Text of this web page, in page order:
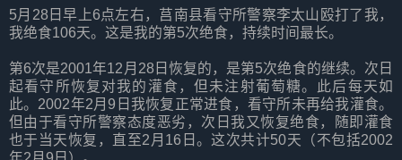
5月28日早上6点左右，莒南县看守所警察李太山殴打了我，
我绝食106天。这是我的第5次绝食，持续时间最长。
第6次是2001年12月28日恢复的，是第5次绝食的继续。次日
起看守所恢复对我的灌食，但未注射葡萄糖。此后每天如
此。2002年2月9日我恢复正常进食，看守所未再给我灌食。
但由于看守所警察态度恶劣，次日我又恢复绝食，随即灌食
也于当天恢复，直至2月16日。这次共计50天（不包括2002